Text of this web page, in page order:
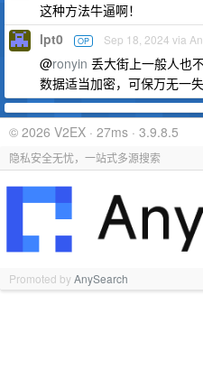
这种方法牛逼啊！
lpt0 OP Sep 18, 2024 via
@ronyin 丢大街上一般人也
数据适当加密，可保万无一
© 2026 V2EX · 27ms · 3.9.8.5
隐私安全无忧，一站式多源搜索
Promoted byAnySearch